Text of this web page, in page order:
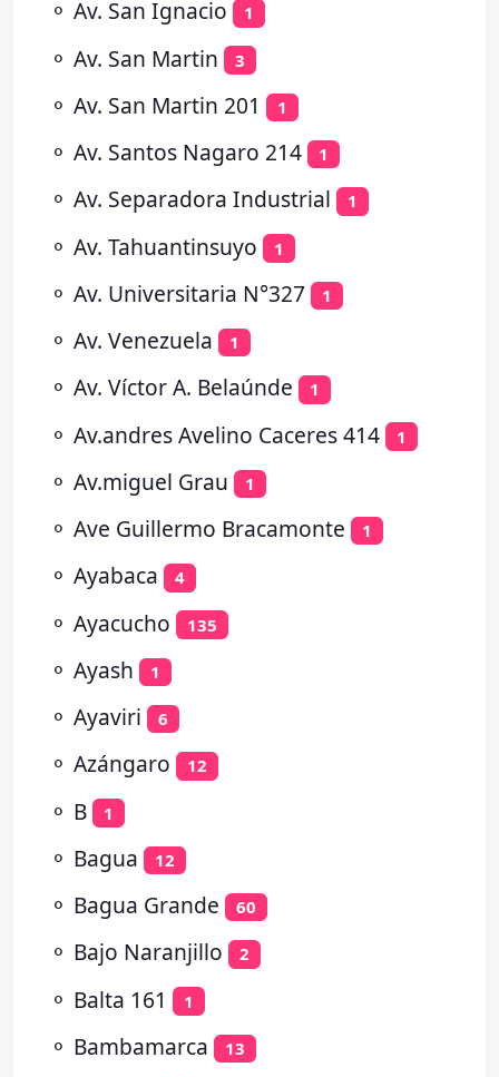
⚬ Av. San Ignacio 1
⚬ Av. San Martin 3
⚬ Av. San Martin 201 1
⚬ Av. Santos Nagaro 214 1
⚬ Av. Separadora Industrial 1
⚬ Av. Tahuantinsuyo 1
⚬ Av. Universitaria N°327 1
⚬ Av. Venezuela 1
⚬ Av. Víctor A. Belaúnde 1
⚬ Av.andres Avelino Caceres 414 1
⚬ Av.miguel Grau 1
⚬ Ave Guillermo Bracamonte 1
⚬ Ayabaca 4
⚬ Ayacucho 135
⚬ Ayash 1
⚬ Ayaviri 6
⚬ Azángaro 12
⚬ B 1
⚬ Bagua 12
⚬ Bagua Grande 60
⚬ Bajo Naranjillo 2
⚬ Balta 161 1
⚬ Bambamarca 13